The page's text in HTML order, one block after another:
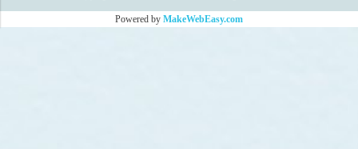
Powered by MakeWebEasy.com